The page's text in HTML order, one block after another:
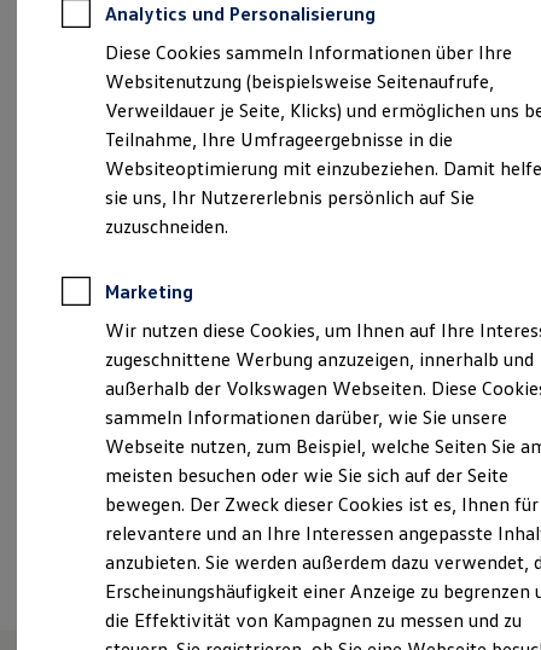
Kfz-Versicherung
Restschuldversicherungen
Garantien
Wartungsverträge
Geschäftskunden
Professional Class bei Volkswagen
Großkunden
Behörden
Direktkunden
Sonderfahrzeuge
Anpfiff zum Gewinn
Elektroautos
ID. Tutorials
Elektrofahrzeugkonzepte
Reichweite
Reichweite der ID. Modelle
Reichweite im Winter
Laden
Laden unterwegs
Laden Zuhause
Ladestationen finden
Ladezeitensimulator
Batterie
Sicherheit
Garantie und Lebensdauer
Nachhaltigkeit
Verantwortlich für die Inhalte auf dieser Seite ist die Auto-
Östringer GmbH (Impressum & Rechtliches)
Hauptstraße 2, 76684 Östringen
info@auto-oestringer.de
Montag
Sonntag
Geschlossen
Ansprechpartner
Analytics und Personalisierung
Diese Cookies sammeln Informationen über Ihre
Websitenutzung (beispielsweise Seitenaufrufe,
Verweildauer je Seite, Klicks) und ermöglichen uns
Teilnahme, Ihre Umfrageergebnisse in die
Websiteoptimierung mit einzubeziehen. Damit
sie uns, Ihr Nutzererlebnis persönlich auf Sie
zuzuschneiden.
Marketing
Wir nutzen diese Cookies, um Ihnen auf Ihre
zugeschnittene Werbung anzuzeigen, innerhalb und
außerhalb der Volkswagen Webseiten. Diese
sammeln Informationen darüber, wie Sie unsere
Webseite nutzen, zum Beispiel, welche Seiten Sie
meisten besuchen oder wie Sie sich auf der Seite
bewegen. Der Zweck dieser Cookies ist es, Ihnen für
relevantere und an Ihre Interessen angepasste
anzubieten. Sie werden außerdem dazu verwendet,
Erscheinungshäufigkeit einer Anzeige zu begrenzen
die Effektivität von Kampagnen zu messen und zu